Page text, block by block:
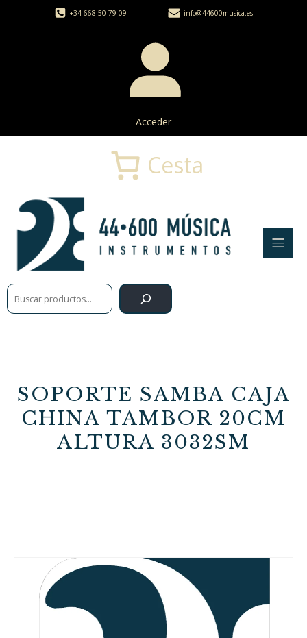
+34 668 50 79 09 info@44600musica.es
Acceder
Buscar
Cesta
SOPORTE SAMBA CAJA
CHINA TAMBOR 20CM
ALTURA 3032SM